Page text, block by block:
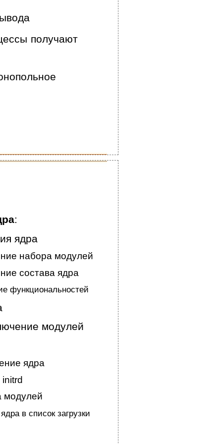
получают
:
ядра
набора модулей
состава ядра
функциональностей
модулей
ядра
модулей
в список загрузки